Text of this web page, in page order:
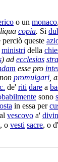
o un monaco
copia. Si
perciò queste
ministri della
) ad ecclesias
esse pro
promulgari ,
c. de' riti dare a
sono
in essa per
vescovo a'
, o vesti sacre, o